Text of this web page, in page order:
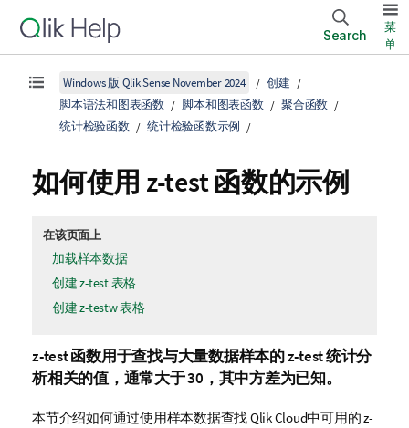
Search
菜
单
Windows 版 Qlik Sense November 2024
创建
脚本语法和图表函数
脚本和图表函数
聚合函数
统计检验函数
统计检验函数示例
如何使用 z-test函数的示例
在该页面上
加载样本数据
创建 z-test 表格
创建 z-testw 表格
z-test函数用于查找与大量数据样本的z-test统计分
析相关的值，通常大于 30，其中方差为已知。
本节介绍如何通过使用样本数据查找 Qlik Cloud中可用的 z-